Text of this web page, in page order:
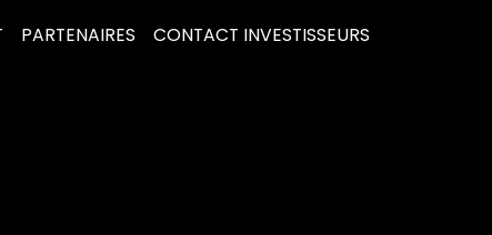
PARTENAIRES CONTACT INVESTISSEURS